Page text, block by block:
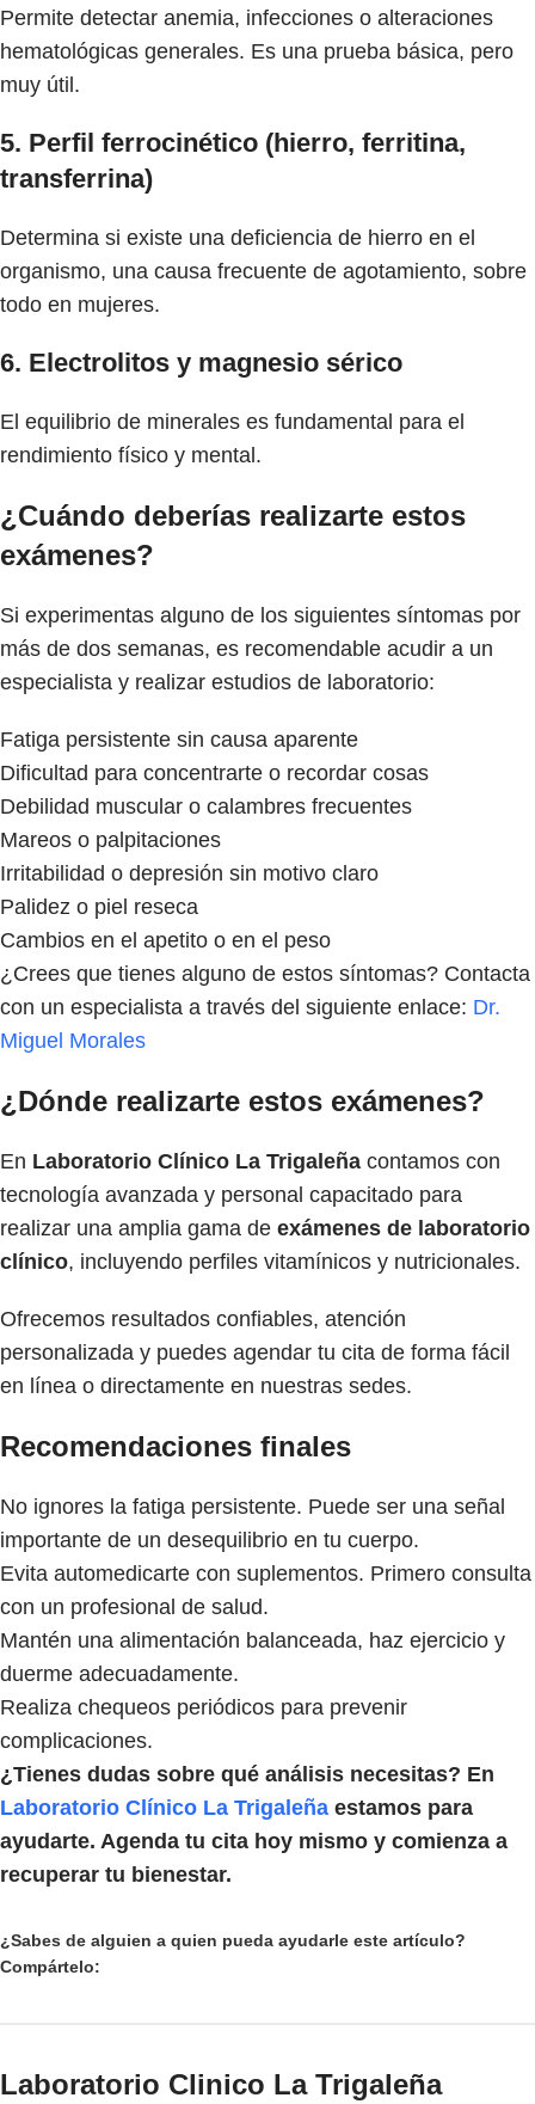
Permite detectar anemia, infecciones o alteraciones
hematológicas generales. Es una prueba básica, pero
muy útil.
5. Perfil ferrocinético (hierro, ferritina,
transferrina)
Determina si existe una deficiencia de hierro en el
organismo, una causa frecuente de agotamiento, sobre
todo en mujeres.
6. Electrolitos y magnesio sérico
El equilibrio de minerales es fundamental para el
rendimiento físico y mental.
¿Cuándo deberías realizarte estos
exámenes?
Si experimentas alguno de los siguientes síntomas por
más de dos semanas, es recomendable acudir a un
especialista y realizar estudios de laboratorio:
Fatiga persistente sin causa aparente
Dificultad para concentrarte o recordar cosas
Debilidad muscular o calambres frecuentes
Mareos o palpitaciones
Irritabilidad o depresión sin motivo claro
Palidez o piel reseca
Cambios en el apetito o en el peso
¿Crees que tienes alguno de estos síntomas? Contacta
con un especialista a través del siguiente enlace: Dr.
Miguel Morales
¿Dónde realizarte estos exámenes?
En Laboratorio Clínico La Trigaleña contamos con
tecnología avanzada y personal capacitado para
realizar una amplia gama de exámenes de laboratorio
clínico, incluyendo perfiles vitamínicos y nutricionales.
Ofrecemos resultados confiables, atención
personalizada y puedes agendar tu cita de forma fácil
en línea o directamente en nuestras sedes.
Recomendaciones finales
No ignores la fatiga persistente. Puede ser una señal
importante de un desequilibrio en tu cuerpo.
Evita automedicarte con suplementos. Primero consulta
con un profesional de salud.
Mantén una alimentación balanceada, haz ejercicio y
duerme adecuadamente.
Realiza chequeos periódicos para prevenir
complicaciones.
¿Tienes dudas sobre qué análisis necesitas? En
Laboratorio Clínico La Trigaleña estamos para
ayudarte. Agenda tu cita hoy mismo y comienza a
recuperar tu bienestar.
¿Sabes de alguien a quien pueda ayudarle este artículo?
Compártelo:
Laboratorio Clinico La Trigaleña